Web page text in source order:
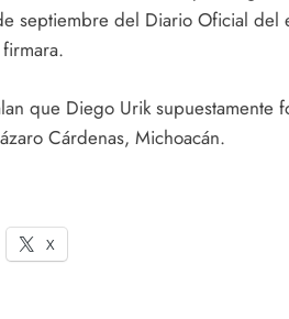
septiembre del Diario Oficial del
que Diego Urik
Cárdenas, Michoacán.
X